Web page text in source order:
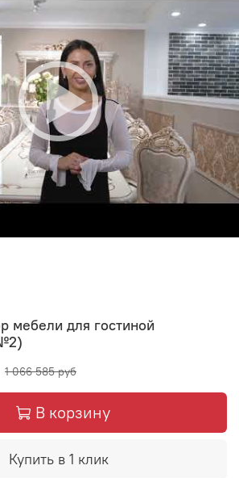
мебели для гостиной
1 066 585 руб
В корзину
Купить в 1 клик